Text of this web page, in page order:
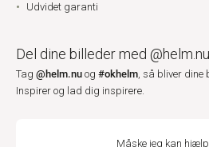
Udvidet garanti
Del dine billeder med @helm.nu
Tag @helm.nu og #okhelm, så bliver dine
Inspirer og lad dig inspirere.
Måske jeg kan